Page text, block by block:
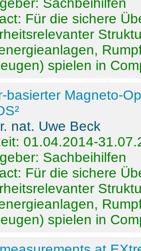
Sachbeihilfen
Für die sichere
spielen in
basierter Magneto-
nat. Uwe Beck
01.04.2014-
Sachbeihilfen
Für die sichere
spielen in